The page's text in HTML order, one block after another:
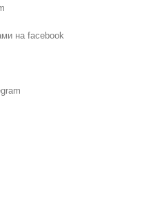
на facebook